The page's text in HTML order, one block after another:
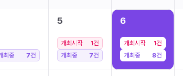
최중 7건
5
개최시작 1건
개최중
7건
6
개최시작 1건
개최중
8건